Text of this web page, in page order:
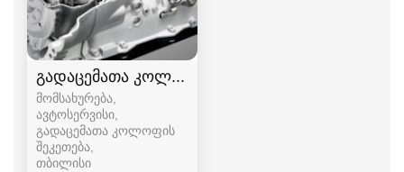
გადაცემათა კოლოფის შეკეთება
მომსახურება,
ავტოსერვისი,
გადაცემათა კოლოფის
შეკეთება
თბილისი